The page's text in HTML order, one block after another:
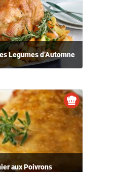
Legumes d’Automne
aux Poivrons